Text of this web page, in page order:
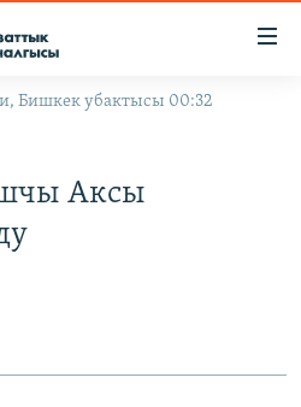
Бишкек убактысы 00:32
Аксы